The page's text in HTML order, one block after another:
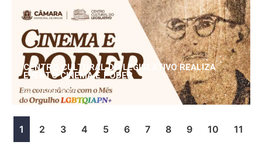
CENTRO CULTURAL DO LEGISLATIVO REALIZA
EVENTO CINEMA E PODER
25/06/2026
1 2 3 4 5 6 7 8 9 10 11